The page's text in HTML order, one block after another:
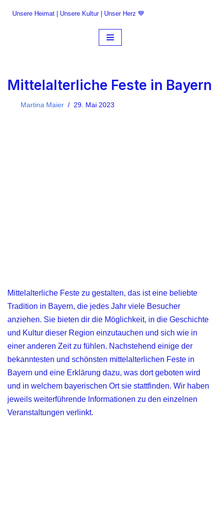
Unsere Heimat | Unsere Kultur | Unser Herz 💙
Mittelalterliche Feste in Bayern
Martina Maier 29. Mai 2023
Mittelalterliche Feste zu gestalten, das ist eine beliebte
Tradition in Bayern, die jedes Jahr viele Besucher
anziehen. Sie bieten dir die Möglichkeit, in die Geschichte
und Kultur dieser Region einzutauchen und sich wie in
einer anderen Zeit zu fühlen. Nachstehend einige der
bekanntesten und schönsten mittelalterlichen Feste in
Bayern und eine Erklärung dazu, was dort geboten wird
und in welchem bayerischen Ort sie stattfinden. Wir haben
jeweils weiterführende Informationen zu den einzelnen
Veranstaltungen verlinkt.